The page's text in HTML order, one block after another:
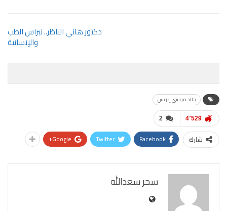
دكتور هاني الناظر.. نبراس الطب
والإنسانية
خالد موسى إدريس
2 4٬529
شارك Facebook
Twitter
Google+
سحر سعدالله